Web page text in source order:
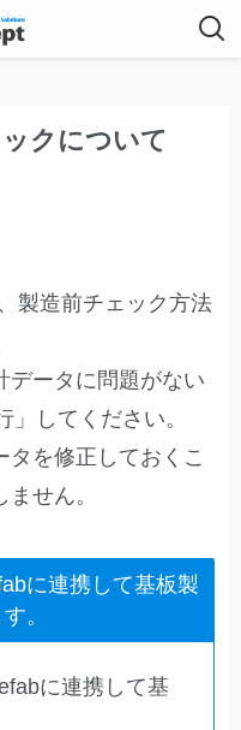
クについて
製造前チェック方法
データに問題がない
してください。
タを修正しておくこ
せん。
に連携して基板製
。
に連携して基